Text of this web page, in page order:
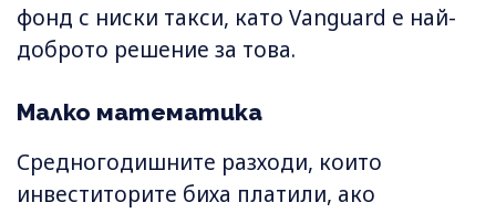
фонд с ниски такси, като Vanguard е най-
доброто решение за това.
Малко математика
Средногодишните разходи, които
инвеститорите биха платили, ако